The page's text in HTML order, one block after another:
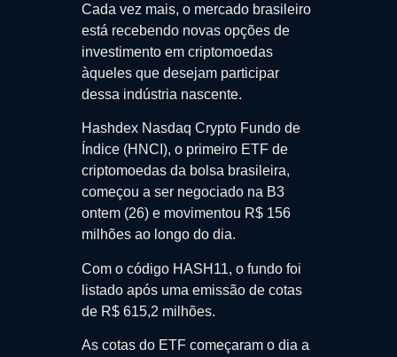
Cada vez mais, o mercado brasileiro
está recebendo novas opções de
investimento em criptomoedas
àqueles que desejam participar
dessa indústria nascente.
Hashdex Nasdaq Crypto Fundo de
Índice (HNCI), o primeiro ETF de
criptomoedas da bolsa brasileira,
começou a ser negociado na B3
ontem (26) e movimentou R$ 156
milhões ao longo do dia.
Com o código HASH11, o fundo foi
listado após uma emissão de cotas
de R$ 615,2 milhões.
As cotas do ETF começaram o dia a